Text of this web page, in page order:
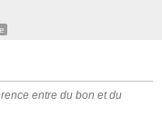
entre du bon et du